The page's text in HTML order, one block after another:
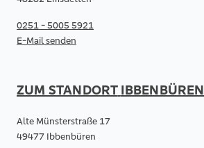
0251 - 5005 5921
E-Mail senden
ZUM STANDORT IBBENBÜREN
Alte Münsterstraße 17
49477 Ibbenbüren